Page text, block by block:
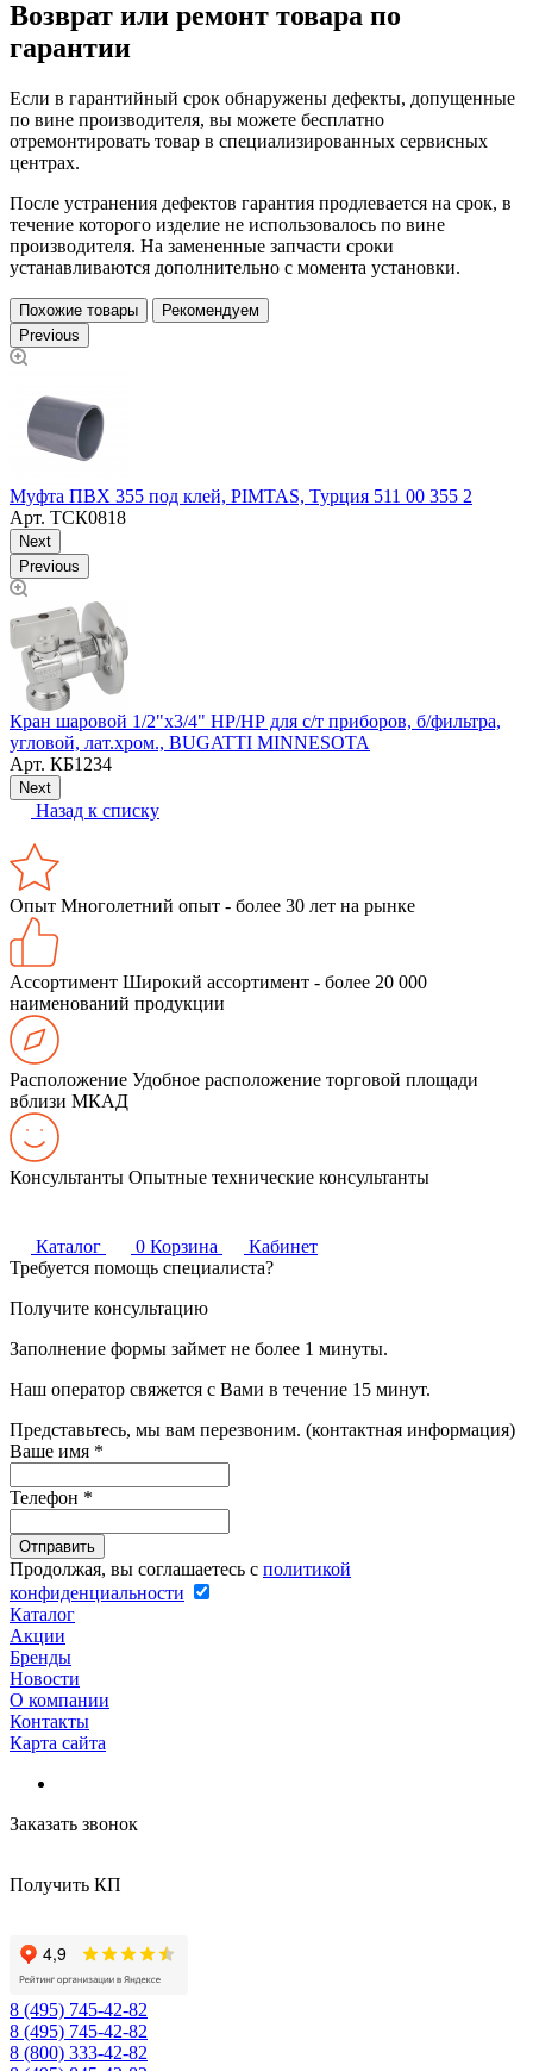
Возврат или ремонт товара по
гарантии
Если в гарантийный срок обнаружены дефекты, допущенные
по вине производителя, вы можете бесплатно
отремонтировать товар в специализированных сервисных
центрах.
После устранения дефектов гарантия продлевается на срок, в
течение которого изделие не использовалось по вине
производителя. На замененные запчасти сроки
устанавливаются дополнительно с момента установки.
Похожие товары
Рекомендуем
Previous
Муфта ПВХ 355 под клей, PIMTAS, Турция 511 00 355 2
Арт. ТСК0818
Next
Previous
Кран шаровой 1/2"х3/4" НР/НР для с/т приборов, б/фильтра,
угловой, лат.хром., BUGATTI MINNESOTA
Арт. КБ1234
Next
Назад к списку
Опыт Многолетний опыт - более 30 лет на рынке
Ассортимент Широкий ассортимент - более 20 000
наименований продукции
Расположение Удобное расположение торговой площади
вблизи МКАД
Консультанты Опытные технические консультанты
Каталог 0 Корзина
Кабинет
Требуется помощь специалиста?
Получите консультацию
Заполнение формы займет не более 1 минуты.
Наш оператор свяжется с Вами в течение 15 минут.
Представьтесь, мы вам перезвоним. (контактная информация)
Ваше имя *
Телефон *
Продолжая, вы соглашаетесь с политикой
конфиденциальности
Каталог
Акции
Бренды
Новости
О компании
Контакты
Карта сайта
Заказать звонок
Получить КП
8 (495) 745-42-82
8 (495) 745-42-82
8 (800) 333-42-82